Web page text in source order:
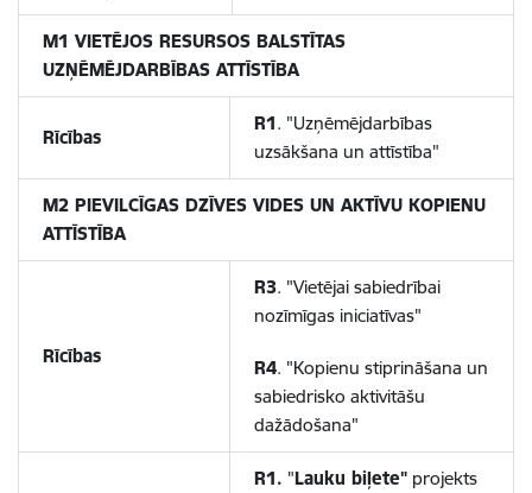
M1 VIETĒJOS RESURSOS BALSTĪTAS
UZŅĒMĒJDARBĪBAS ATTĪSTĪBA
Rīcības
R1. "Uzņēmējdarbības
uzsākšana un attīstība"
M2 PIEVILCĪGAS DZĪVES VIDES UN AKTĪVU KOPIENU
ATTĪSTĪBA
Rīcības
R3. "Vietējai sabiedrībai
nozīmīgas iniciatīvas"
R4. "Kopienu stiprināšana un
sabiedrisko aktivitāšu
dažādošana"
R1. "Lauku biļete" projekts